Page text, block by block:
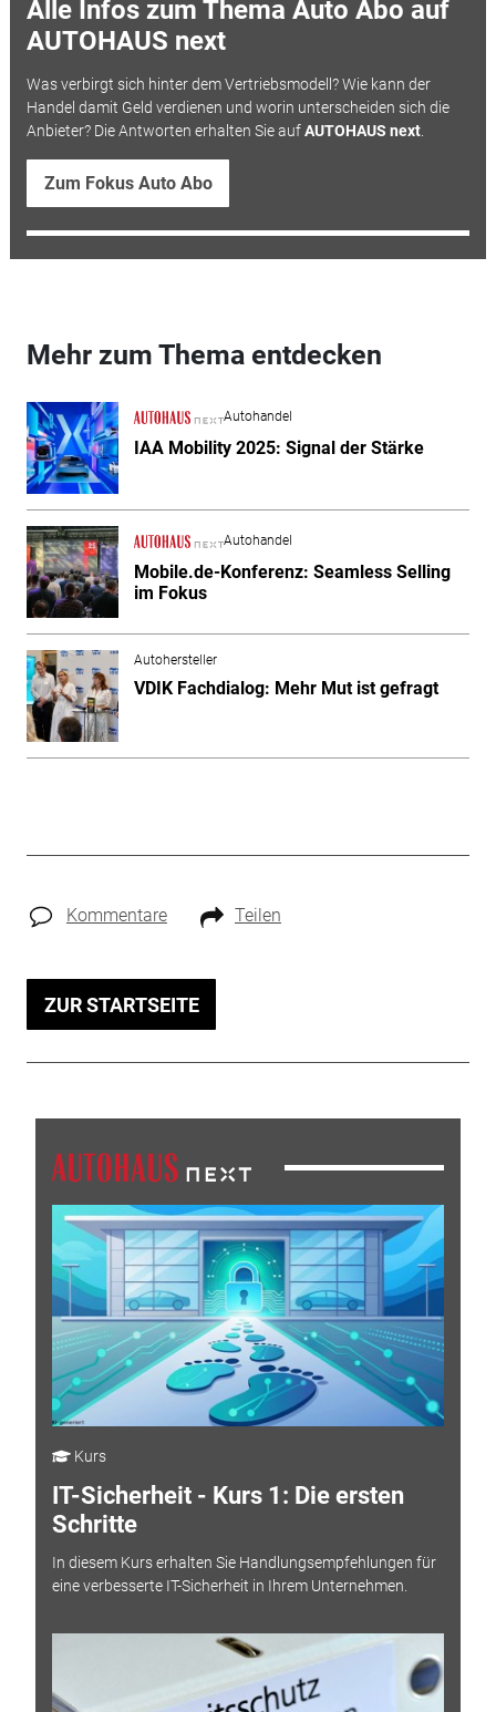
Alle Infos zum Thema Auto Abo auf
AUTOHAUS next
Was verbirgt sich hinter dem Vertriebsmodell? Wie kann der
Handel damit Geld verdienen und worin unterscheiden sich die
Anbieter? Die Antworten erhalten Sie aufAUTOHAUS next.
Zum Fokus Auto Abo
Mehr zum Thema entdecken
Autohandel
IAA Mobility 2025: Signal der Stärke
Autohandel
Mobile.de-Konferenz: Seamless Selling
im Fokus
Autohersteller
VDIK Fachdialog: Mehr Mut ist gefragt
Kommentare Teilen
ZUR STARTSEITE
Kurs
IT-Sicherheit - Kurs 1: Die ersten
Schritte
In diesem Kurs erhalten Sie Handlungsempfehlungen für
eine verbesserte IT-Sicherheit in Ihrem Unternehmen.